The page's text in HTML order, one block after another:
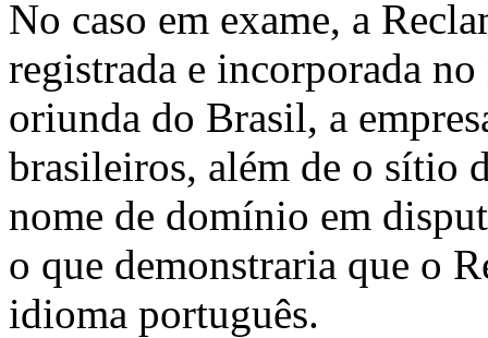
No caso em exame, a
registrada e incorporada
oriunda do Brasil, a
brasileiros, além de o sítio
nome de domínio em
o que demonstraria que o
idioma português.